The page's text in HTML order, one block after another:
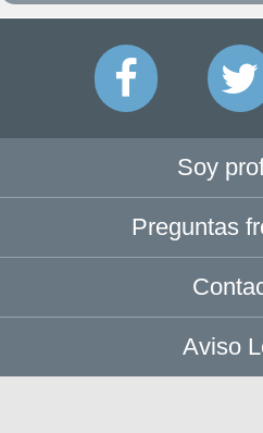
Soy
Preguntas
Aviso